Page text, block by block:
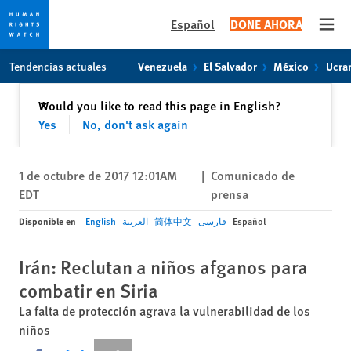
content
Español DONE AHORA
Tendencias actuales Venezuela El Salvador México
Would you like to read this page in English?
Yes
No, don't ask again
✕Cerrar
1 de octubre de 2017 12:01AM
EDT
| Comunicado de
prensa
Disponible en English العربية 简体中文 فارسی Español
Irán: Reclutan a niños afganos para
combatir en Siria
La falta de protección agrava la vulnerabilidad de los
niños